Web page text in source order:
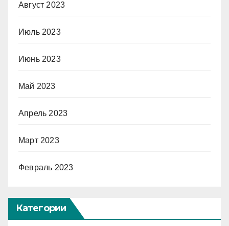
Август 2023
Июль 2023
Июнь 2023
Май 2023
Апрель 2023
Март 2023
Февраль 2023
Категории